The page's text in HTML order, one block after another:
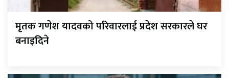
मृतक गणेश यादवको परिवारलाई प्रदेश सरकारले घर
बनाइदिने